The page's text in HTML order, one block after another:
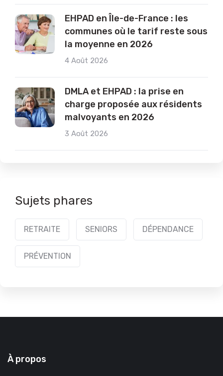
EHPAD en Île-de-France : les
communes où le tarif reste sous
la moyenne en 2026
4 Août 2026
DMLA et EHPAD : la prise en
charge proposée aux résidents
malvoyants en 2026
3 Août 2026
Sujets phares
RETRAITE SENIORS DÉPENDANCE
PRÉVENTION
À propos